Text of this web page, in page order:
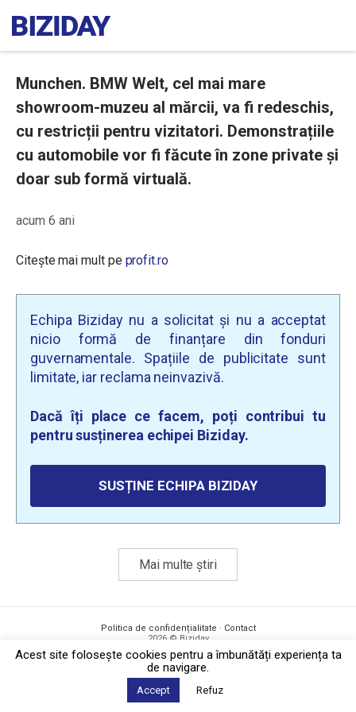
Munchen. BMW Welt, cel mai mare
showroom-muzeu al mărcii, va fi redeschis,
cu restricții pentru vizitatori. Demonstrațiile
cu automobile vor fi făcute în zone private și
doar sub formă virtuală.
acum 6 ani
Citește mai mult pe profit.ro
Echipa Biziday nu a solicitat și nu a acceptat
nicio formă de finanțare din fonduri
guvernamentale. Spațiile de publicitate sunt
limitate, iar reclama neinvazivă.
Dacă îți place ce facem, poți contribui tu
pentru susținerea echipei Biziday.
SUSȚINE ECHIPA BIZIDAY
Mai multe știri
Politica de confidențialitate · Contact
2026 © Biziday
Acest site foloseşte cookies pentru a îmbunătăți experiența ta
de navigare.
Accept Refuz